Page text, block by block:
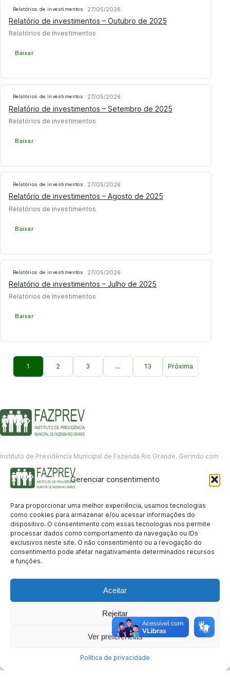
Gerenciar consentimento
Para proporcionar uma melhor experiência, usamos tecnologias
como cookies para armazenar e/ou acessar informações do
dispositivo. O consentimento com essas tecnologias nos permite
processar dados como comportamento da navegação ou IDs
exclusivos neste site. O não consentimento ou a revogação do
consentimento pode afetar negativamente determinados recursos
e funções.
Aceitar
Rejeitar
Ver preferências
Política de privacidade
Relatórios de investimentos 27/05/2026
Relatório de investimentos – Outubro de 2025
Relatórios de investimentos
Baixar
Relatórios de investimentos 27/05/2026
Relatório de investimentos – Setembro de 2025
Relatórios de investimentos
Baixar
Relatórios de investimentos 27/05/2026
Relatório de investimentos – Agosto de 2025
Relatórios de investimentos
Baixar
Relatórios de investimentos 27/05/2026
Relatório de investimentos – Julho de 2025
Relatórios de investimentos
Baixar
1 2 3 … 13 Próxima
Instituto de Previdência Municipal de Fazenda Rio Grande. Gerindo com
responsabilidade o futuro dos servidores municipais.
GERENCIAMENTO DE DADOS
contato@fazprev.pr.gov.br
(41) 3995-2146
Serviços
Aposentadoria Pensão por Morte Benefício por Invalidez Auxílio Doença
Holerite Online
Transparência
Notícias Concursos Fale Conosco Acessibilidade
© 2026 FAZPREV – Instituto de Previdência Municipal de Fazenda Rio
Grande.